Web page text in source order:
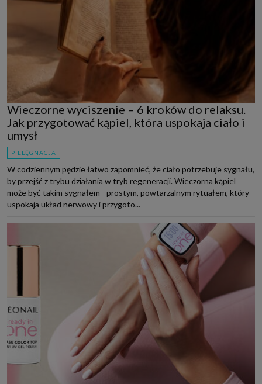
Wieczorne wyciszenie – 6 kroków do relaksu.
Jak przygotować kąpiel, która uspokaja ciało i
umysł
PIELĘGNACJA
W codziennym pędzie łatwo zapomnieć, że ciało potrzebuje sygnału,
by przejść z trybu działania w tryb regeneracji. Wieczorna kąpiel
może być takim sygnałem - prostym, powtarzalnym rytuałem, który
uspokaja układ nerwowy i przygoto...